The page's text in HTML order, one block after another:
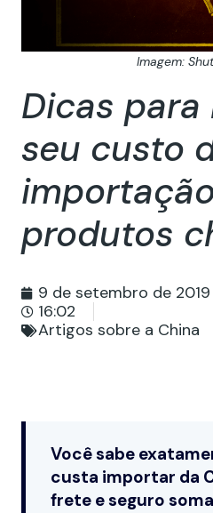
Imagem:
Dicas para
seu custo
produtos
9 de setembro de 2019
16:02
Artigos sobre a China
Você sabe
custa importar da
frete e seguro